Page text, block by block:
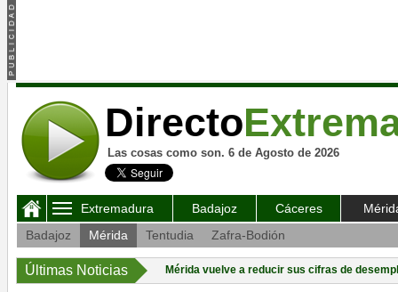
Directo
Las cosas como son. 6 de Agosto de 2026
Extremadura Badajoz Cáceres
Badajoz
Mérida Tentudia Zafra-Bodión
Últimas Noticias Mérida vuelve a reducir sus cifras de